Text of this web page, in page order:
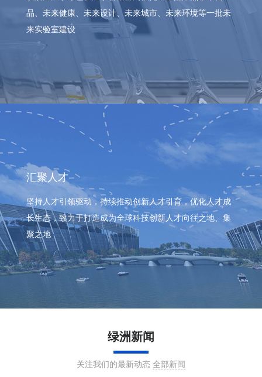
品、未来健康、未来设计、未来城市、未来环境等一批未
来实验室建设
汇聚人才
坚持人才引领驱动，持续推动创新人才引育，优化人才成
长生态，致力于打造成为全球科技创新人才向往之地、集
聚之地
绿洲新闻
关注我们的最新动态 全部新闻